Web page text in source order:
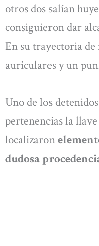
otros dos salían
consiguieron dar
En su trayectoria
auriculares y un
Uno de los
pertenencias la
localizaron
dudosa